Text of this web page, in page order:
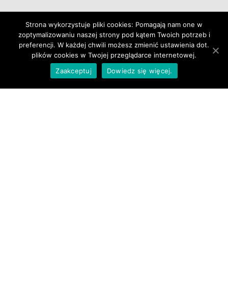
Strona wykorzystuje pliki cookies: Pomagają nam one w
zoptymalizowaniu naszej strony pod kątem Twoich potrzeb i
preferencji. W każdej chwili możesz zmienić ustawienia dot.
plików cookies w Twojej przeglądarce internetowej.
Zaakceptuj
Dowiedz się więcej.